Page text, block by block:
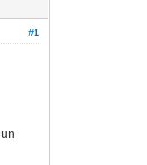
#1